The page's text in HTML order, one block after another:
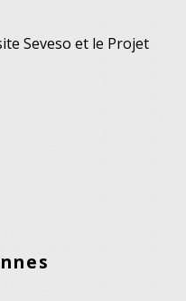
Seveso et le Projet